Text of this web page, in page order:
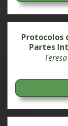
Protocolos
Partes